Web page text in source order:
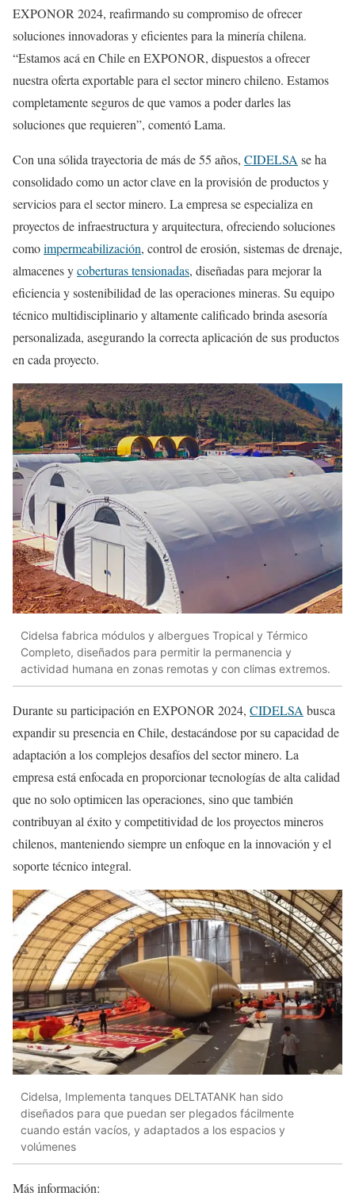
EXPONOR 2024, reafirmando su compromiso de ofrecer
soluciones innovadoras y eficientes para la minería chilena.
“Estamos acá en Chile en EXPONOR, dispuestos a ofrecer
nuestra oferta exportable para el sector minero chileno. Estamos
completamente seguros de que vamos a poder darles las
soluciones que requieren”, comentó Lama.
Con una sólida trayectoria de más de 55 años, CIDELSA se ha
consolidado como un actor clave en la provisión de productos y
servicios para el sector minero. La empresa se especializa en
proyectos de infraestructura y arquitectura, ofreciendo soluciones
comoimpermeabilización, control de erosión, sistemas de drenaje,
almacenes ycoberturas tensionadas, diseñadas para mejorar la
eficiencia y sostenibilidad de las operaciones mineras. Su equipo
técnico multidisciplinario y altamente calificado brinda asesoría
personalizada, asegurando la correcta aplicación de sus productos
en cada proyecto.
Cidelsa fabrica módulos y albergues Tropical y Térmico
Completo, diseñados para permitir la permanencia y
actividad humana en zonas remotas y con climas extremos.
Durante su participación en EXPONOR 2024, CIDELSA busca
expandir su presencia en Chile, destacándose por su capacidad de
adaptación a los complejos desafíos del sector minero. La
empresa está enfocada en proporcionar tecnologías de alta calidad
que no solo optimicen las operaciones, sino que también
contribuyan al éxito y competitividad de los proyectos mineros
chilenos, manteniendo siempre un enfoque en la innovación y el
soporte técnico integral.
Cidelsa, Implementa tanques DELTATANK han sido
diseñados para que puedan ser plegados fácilmente
cuando están vacíos, y adaptados a los espacios y
volúmenes
Más información: